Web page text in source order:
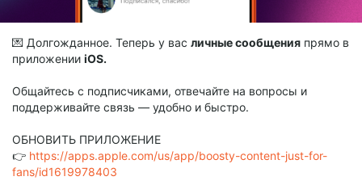
💌 Долгожданное. Теперь у вас личные сообщения прямо в
приложении iOS.
Общайтесь с подписчиками, отвечайте на вопросы и
поддерживайте связь — удобно и быстро.
ОБНОВИТЬ ПРИЛОЖЕНИЕ
👉 https://apps.apple.com/us/app/boosty-content-just-for-
fans/id1619978403